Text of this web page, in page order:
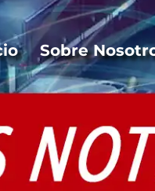
Sobre